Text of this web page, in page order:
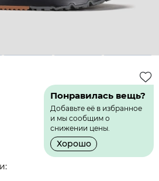
3 4 5
Понравилась вещь?
Добавьте её в избранное
и мы сообщим о
снижении цены.
Хорошо